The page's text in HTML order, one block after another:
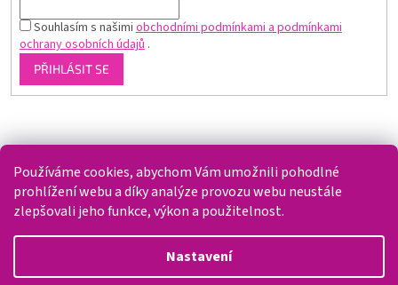
Používáme cookies, abychom Vám umožnili pohodlné
prohlížení webu a díky analýze provozu webu neustále
zlepšovali jeho funkce, výkon a použitelnost.
Nastavení
Souhlasím s našimiobchodními podmínkami a podmínkami
ochrany osobních údajů.
PŘIHLÁSIT SE